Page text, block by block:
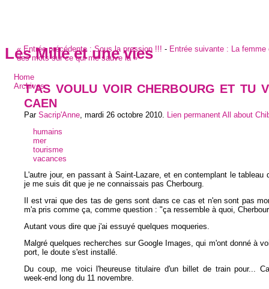
Les Mille et une vies
Home
Archives
« Entrée précédente :Sous la pression !!! - Entrée suivante :
La
des mots sur ce qui me sauve la »
T'AS VOULU VOIR CHERBOURG ET TU
CAEN
Par Sacrip'Anne mardi 26 octobre 2010 Lien permanent All about
humains
mer
tourisme
vacances
L'autre jour, en passant à Saint-Lazare, et en contemplant le tableau
je me suis dit que je ne connaissais pas Cherbourg.
Il est vrai que des tas de gens sont dans ce cas et n'en sont pas
m'a pris comme ça, comme question : "ça ressemble à quoi,
Autant vous dire que j'ai essuyé quelques moqueries.
Malgré quelques recherches sur Google Images, qui m'ont donné à
port, le doute s'est installé.
Du coup, me voici l'heureuse titulaire d'un billet de train pour...
week-end long du 11 novembre.